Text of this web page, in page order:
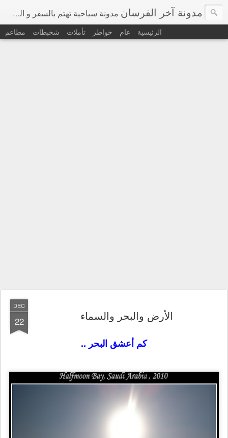
مدونة آخر الفرسان مدونة سياحية تهتم بالسفر و السياحة في اوروبا و حول العالم
الرئيسية عام خواطر تأملات شخبطات مطاعم
DEC
22 الأرض والبحر والسماء
كم أعشق البحر ..